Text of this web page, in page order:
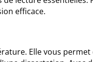
efficace.
Elle vous